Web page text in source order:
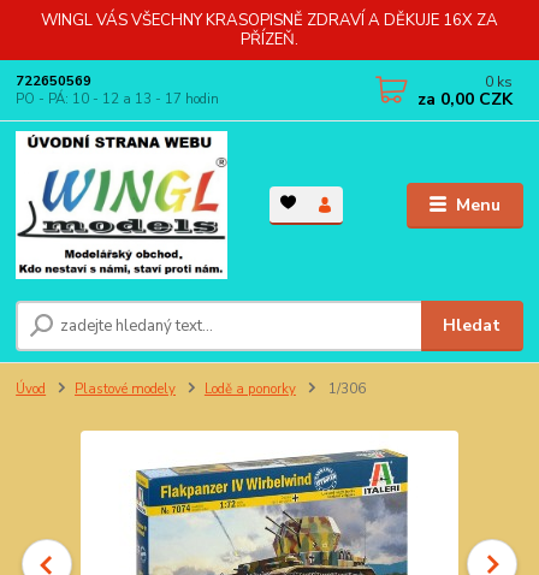
WINGL VÁS VŠECHNY KRASOPISNĚ ZDRAVÍ A DĚKUJE 16X ZA
PŘÍZEŇ.
Menu
Hledat
722650569
PO - PÁ: 10 - 12 a 13 - 17 hodin
0 ks
za 0,00 CZK
Úvod Plastové modely Lodě a ponorky 1/306